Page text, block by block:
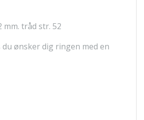
mm. tråd str. 52
ønsker dig ringen med en